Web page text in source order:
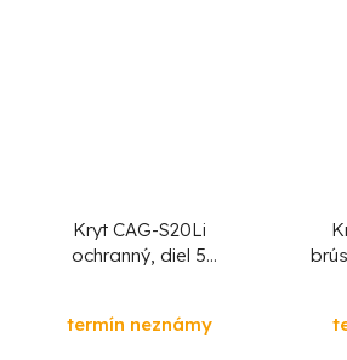
Kryt CAG-S20Li
ochranný, diel 5
termín neznámy